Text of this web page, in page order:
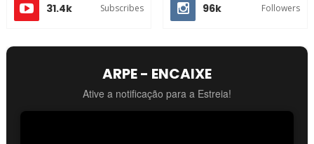
31.4k Subscribes 96k Followers
ARPE - ENCAIXE
Ative a notificação para a Estreia!